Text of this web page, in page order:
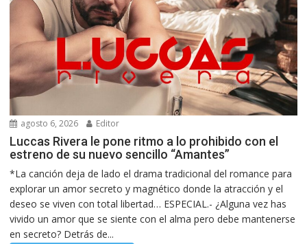
agosto 6, 2026 Editor
Luccas Rivera le pone ritmo a lo prohibido con el
estreno de su nuevo sencillo “Amantes”
*La canción deja de lado el drama tradicional del romance para
explorar un amor secreto y magnético donde la atracción y el
deseo se viven con total libertad… ESPECIAL.- ¿Alguna vez has
vivido un amor que se siente con el alma pero debe mantenerse
en secreto? Detrás de...